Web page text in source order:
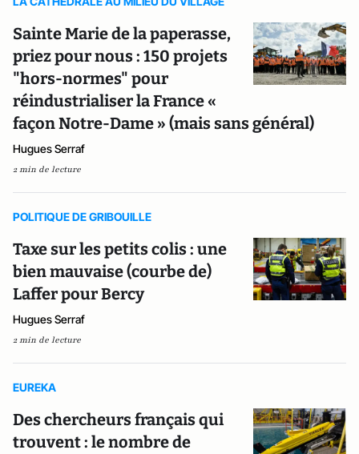
Sainte Marie de la paperasse,
priez pour nous : 150 projets
"hors-normes" pour
réindustrialiser la France «
façon Notre-Dame » (mais sans général)
Hugues Serraf
2 min de lecture
POLITIQUE DE GRIBOUILLE
Taxe sur les petits colis : une
bien mauvaise (courbe de)
Laffer pour Bercy
Hugues Serraf
2 min de lecture
EUREKA
Des chercheurs français qui
trouvent : le nombre de